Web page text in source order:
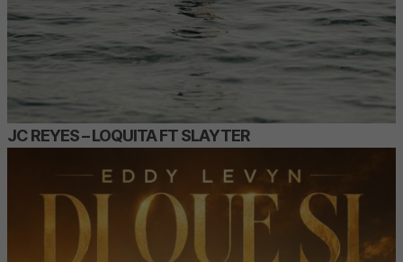
JC REYES – LOQUITA FT SLAYTER